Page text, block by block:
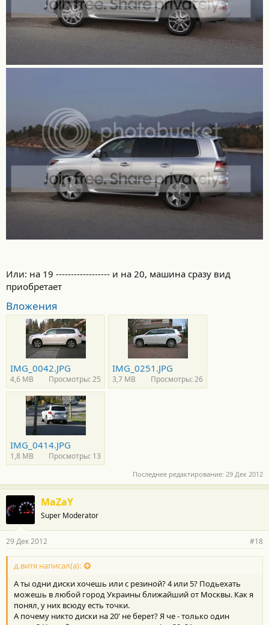
Или: на 19 ------------------ и на 20, машина сразу вид
приобретает
Вложения
IMG_0042.JPG
4,6 MB Просмотры: 25
IMG_0251.JPG
3,7 MB Просмотры: 26
IMG_0414.JPG
1,8 MB Просмотры: 13
Последнее редактирование: 29 Дек 2012
MaZaY
Super Moderator
29 Дек 2012 #18
д.витя написал(а):
А ты одни диски хочешь или с резиной? 4 или 5? Подьехать
можешь в любой город Украины ближайший от Москвы. Как я
понял, у них всюду есть точки.
А почему никто диски на 20' не берет? Я че - только один